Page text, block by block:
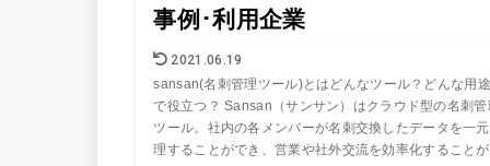
事例･利用企業
2021.06.19
sansan(名刺管理ツール)とはどんなツール？どんな用途
で役立つ？ Sansan（サンサン）はクラウド型の名刺管
ツール。社内の各メンバーが名刺交換したデータを一
理することができ、営業や社外交流を効率化することが